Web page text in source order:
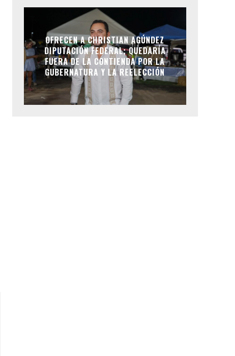
OFRECEN A CHRISTIAN AGÚNDEZ
DIPUTACIÓN FEDERAL; QUEDARÍA
FUERA DE LA CONTIENDA POR LA
GUBERNATURA Y LA REELECCIÓN